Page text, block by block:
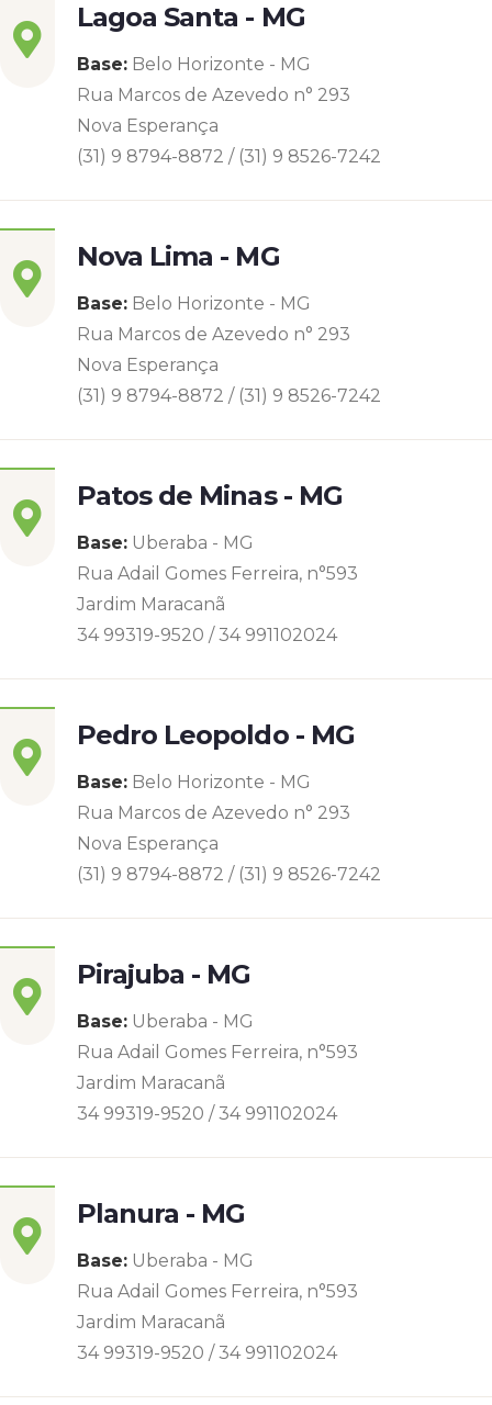
Lagoa Santa - MG
Base: Belo Horizonte - MG
Rua Marcos de Azevedo n° 293
Nova Esperança
(31) 9 8794-8872 / (31) 9 8526-7242
Nova Lima - MG
Base: Belo Horizonte - MG
Rua Marcos de Azevedo n° 293
Nova Esperança
(31) 9 8794-8872 / (31) 9 8526-7242
Patos de Minas - MG
Base: Uberaba - MG
Rua Adail Gomes Ferreira, n°593
Jardim Maracanã
34 99319-9520 / 34 991102024
Pedro Leopoldo - MG
Base: Belo Horizonte - MG
Rua Marcos de Azevedo n° 293
Nova Esperança
(31) 9 8794-8872 / (31) 9 8526-7242
Pirajuba - MG
Base: Uberaba - MG
Rua Adail Gomes Ferreira, n°593
Jardim Maracanã
34 99319-9520 / 34 991102024
Planura - MG
Base: Uberaba - MG
Rua Adail Gomes Ferreira, n°593
Jardim Maracanã
34 99319-9520 / 34 991102024